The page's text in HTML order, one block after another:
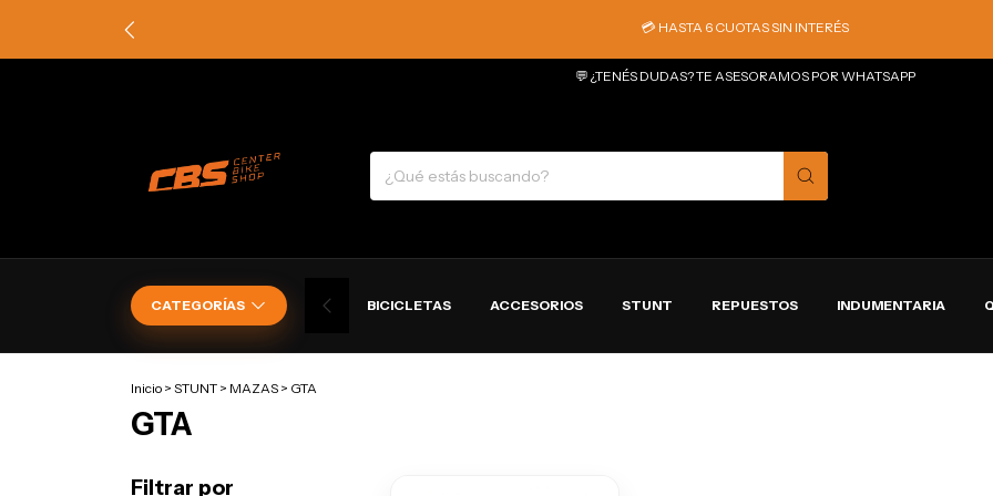
💳 HASTA 6 CUOTAS SIN INTERÉS
💬 ¿TENÉS DUDAS? TE ASESORAMOS POR WHATSAPP
CATEGORÍAS BICICLETAS ACCESORIOS STUNT REPUESTOS INDUMENTARIA
Inicio > STUNT > MAZAS > GTA
GTA
Filtrar por